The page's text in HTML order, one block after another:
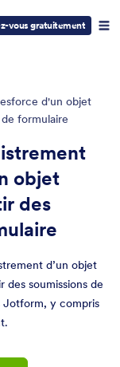
vous gratuitement
d'un objet
formulaire
objet
des
d’un objet
des soumissions de
Jotform, y compris